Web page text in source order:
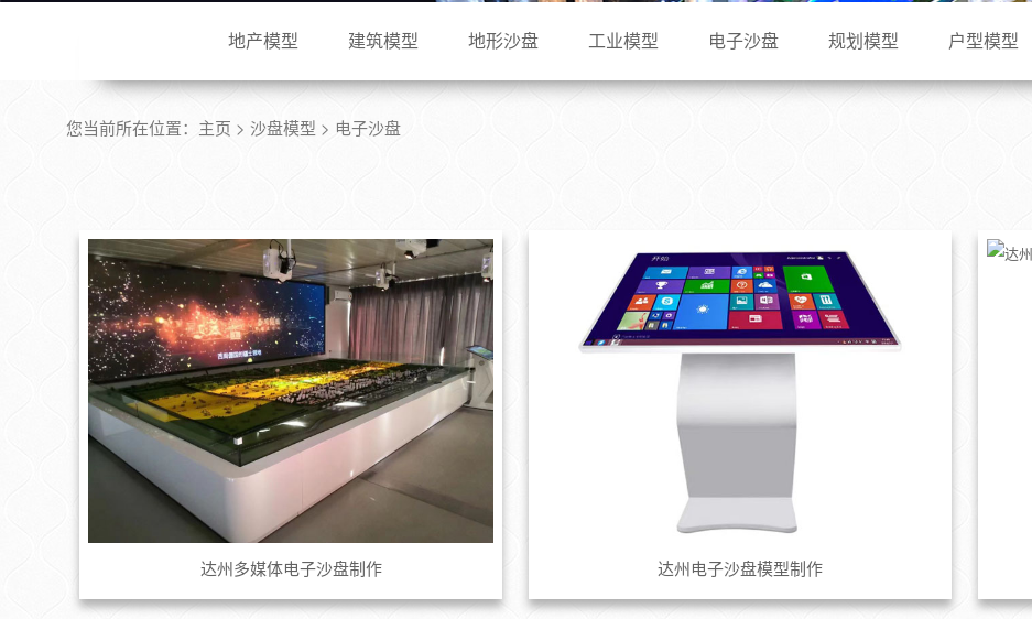
地产模型 建筑模型 地形沙盘 工业模型 电子沙盘 规划模型 户型模型
您当前所在位置： 主页 > 沙盘模型 > 电子沙盘
达州多媒体电子沙盘制作 达州电子沙盘模型制作